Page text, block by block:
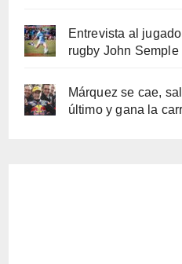
Entrevista al
rugby John Semple
Márquez se cae,
último y gana la